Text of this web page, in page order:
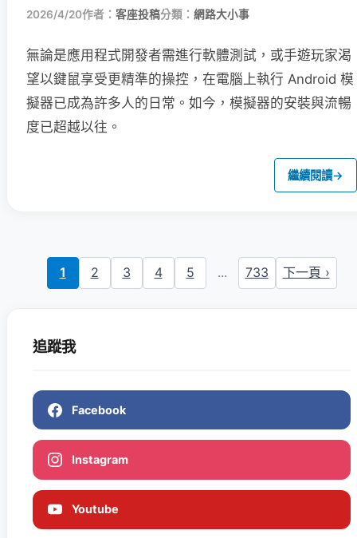
2026/4/20作者： 客座投稿分類： 網路大小事
無論是應用程式開發者需進行軟體測試，或手遊玩家渴
望以鍵鼠享受更精準的操控，在電腦上執行 Android 模
擬器已成為許多人的日常。如今，模擬器的安裝與流暢
度已超越以往。
繼續閱讀→
1 2 3 4 5 ... 733 下一頁 ›
追蹤我
Facebook
Instagram
Youtube